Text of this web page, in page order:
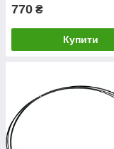
770 ₴
Купити